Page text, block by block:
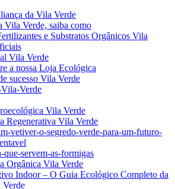
da Vila Verde
Vila Verde, saiba como
e Substratos Orgânicos Vila
Vila Verde
a nossa Loja Ecológica
sucesso Vila Verde
Verde
Vila Verde
Regenerativa Vila Verde
vetiver-o-segredo-verde-para-um-futuro-
que-servem-as-formigas
Orgânica Vila Verde
Indoor – O Guia Ecológico Completo da
Verde